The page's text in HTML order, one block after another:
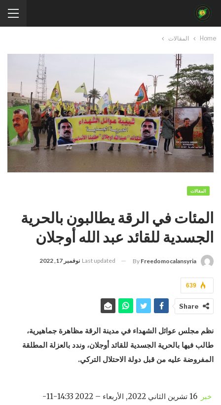
Home المقالات
المقالات
المئات في الرقة يطالبون بالحرية
الجسدية للقائد عبد الله أوجلان
By Freedomocalansyria
Last updated نوفمبر 17, 2022
639
Share
نظم مجلس عوائل الشهداء في مدينة الرقة مظاهرة جماهيرية،
طالب فيها بالحرية الجسدية للقائد أوجلان، وندد بالعزلة المطلقة
المفروضة عليه من قبل دولة الاحتلال التركي.
خبر
16 تشرين الثاني 2022, الأربعاء – 14:33 2022-11-